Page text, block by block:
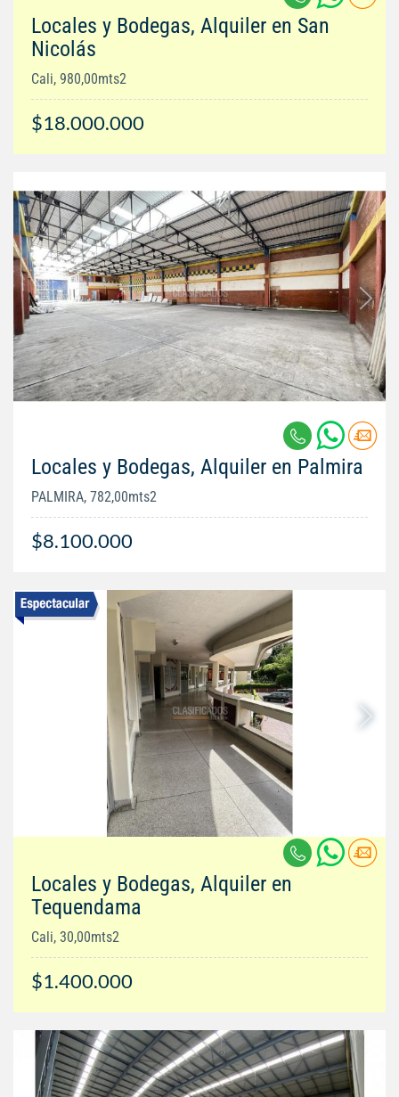
Locales y Bodegas, Alquiler en San
Nicolás
Cali, 980,00mts2
$18.000.000
Locales y Bodegas, Alquiler en Palmira
PALMIRA, 782,00mts2
$8.100.000
Locales y Bodegas, Alquiler en
Tequendama
Cali, 30,00mts2
$1.400.000